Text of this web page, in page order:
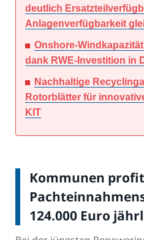
deutlich
Anlagenverfügbarkeit
Onshore-
dank RWE-Investition in
Nachhaltige
Rotorblätter für
KIT
Kommunen
124.000 Euro